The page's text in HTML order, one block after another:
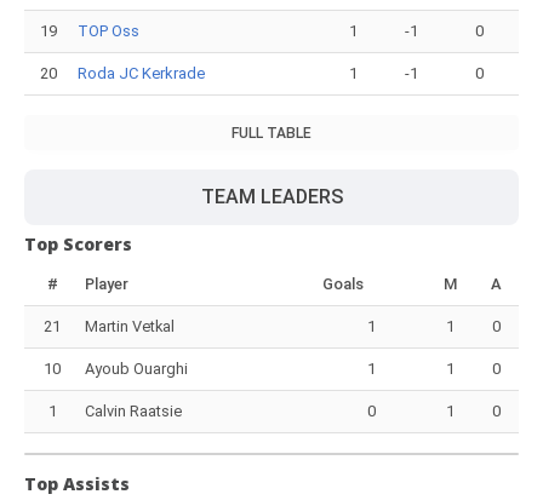
19 TOP Oss 1 -1 0
20 Roda JC Kerkrade 1 -1 0
FULL TABLE
TEAM LEADERS
Top Scorers
# Player Goals M A
21 Martin Vetkal 1 1 0
10 Ayoub Ouarghi 1 1 0
1 Calvin Raatsie 0 1 0
Top Assists